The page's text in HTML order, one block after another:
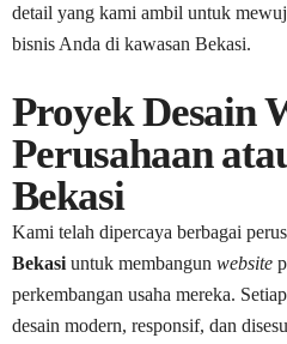
detail yang kami ambil untuk
bisnis Anda di kawasan Bekasi.
Proyek Desain
Perusahaan
Bekasi
Kami telah dipercaya berbagai
Bekasi untuk membangun website
perkembangan usaha mereka.
desain modern, responsif, dan